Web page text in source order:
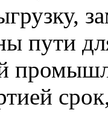
пути